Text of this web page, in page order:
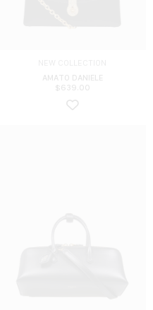
AMATO DANIELE
$ 639.00